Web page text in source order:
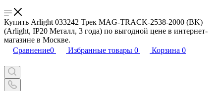
Купить Arlight 033242 Трек MAG-TRACK-2538-2000 (BK)
(Arlight, IP20 Металл, 3 года) по выгодной цене в интернет-
магазине в Москве.
Сравнение0 Избранные товары 0 Корзина 0